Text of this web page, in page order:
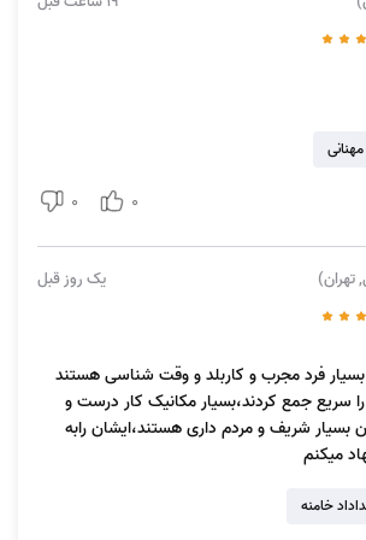
شما انجام می‌شوند و دیگر نیازی به رفت و آمد در
از جمله خدمات تعمیر خودرو آچاره می‌توانیم به
خدمت فعلا در شهر تهران ارائه می‌شود و در صورتی که
باشید می‌توانید در محل خود از سرویس سوخت
کنید.
0
0
تهران) یک روز قبل
فرد مجرب و کاربلد و وقت شناسی هستند
را سریع جمع کردند،بسیار مکانیک کار درست و
بسیار شریف و مردم داری هستند،ایشان رابه
میکنم
خامنه